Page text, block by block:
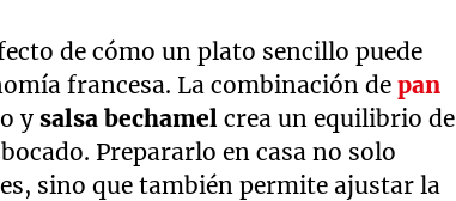
de cómo un plato sencillo puede
francesa. La combinación depan
ysalsa bechamel crea un equilibrio de
Prepararlo en casa no solo
sino que también permite ajustar la